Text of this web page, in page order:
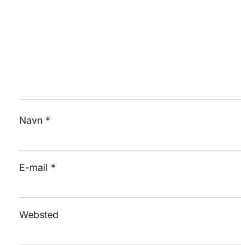
Navn *
E-mail *
Websted